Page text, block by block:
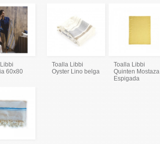
60x80
Toalla Libbi
Oyster Lino belga
Toalla Libbi
Quinten Mostaza
Espigada